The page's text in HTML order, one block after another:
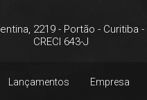
2219 - Portão - Curitiba -
CRECI 643-J
Lançamentos Empresa